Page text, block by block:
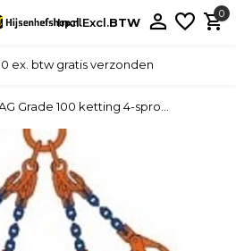
Incl.Excl.BTW
0
ex. btw gratis verzonden
Grade 100 ketting 4-spro...